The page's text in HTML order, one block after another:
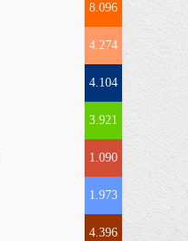
8.096
4.274
4.104
3.921
1.090
1.973
4.396